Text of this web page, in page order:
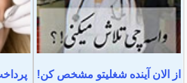
از الان آینده شغلیتو مشخص کن!